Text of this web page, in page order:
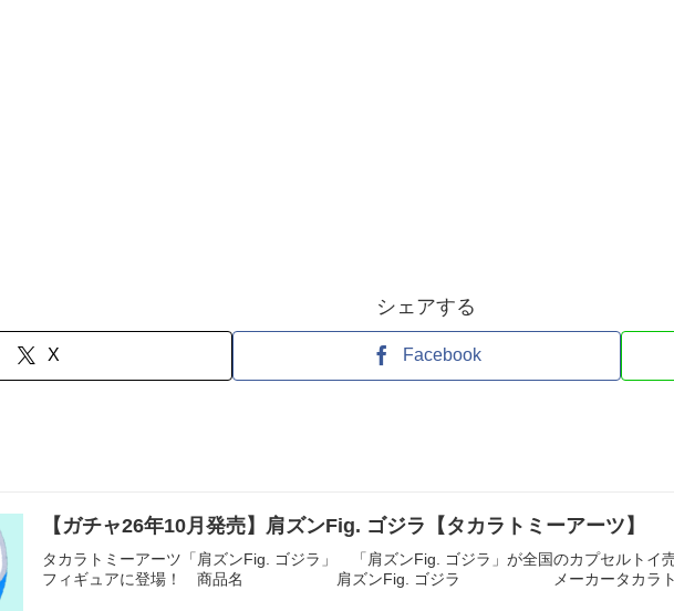
シェアする
X Facebook
【ガチャ26年10月発売】肩ズンFig. ゴジラ【タカラトミーアーツ】
タカラトミーアーツ「肩ズンFig. ゴジラ」 「肩ズンFig. ゴジラ」が全国のカプセルト
フィギュアに登場！ 商品名 肩ズンFig. ゴジラ メーカータカラトミ